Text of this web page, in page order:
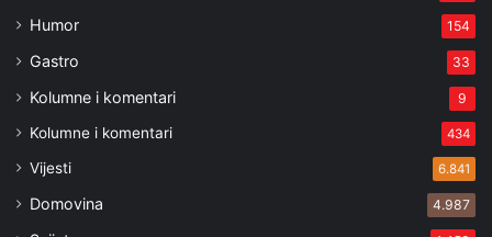
Humor 154
Gastro 33
Kolumne i komentari 9
Kolumne i komentari 434
Vijesti 6.841
Domovina 4.987